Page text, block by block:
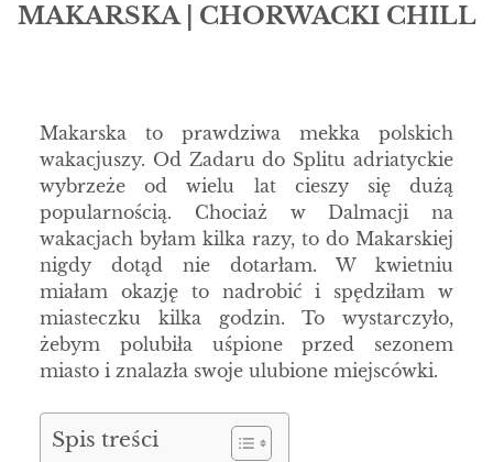
MAKARSKA | CHORWACKI CHILL
Makarska to prawdziwa mekka polskich
wakacjuszy. Od Zadaru do Splitu adriatyckie
wybrzeże od wielu lat cieszy się dużą
popularnością. Chociaż w Dalmacji na
wakacjach byłam kilka razy, to do Makarskiej
nigdy dotąd nie dotarłam. W kwietniu
miałam okazję to nadrobić i spędziłam w
miasteczku kilka godzin. To wystarczyło,
żebym polubiła uśpione przed sezonem
miasto i znalazła swoje ulubione miejscówki.
Spis treści